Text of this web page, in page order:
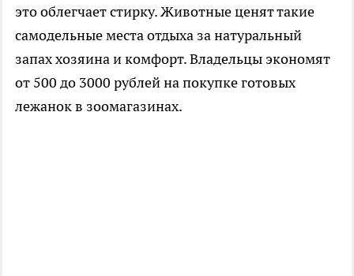
это облегчает стирку. Животные ценят такие
самодельные места отдыха за натуральный
запах хозяина и комфорт. Владельцы экономят
от 500 до 3000 рублей на покупке готовых
лежанок в зоомагазинах.